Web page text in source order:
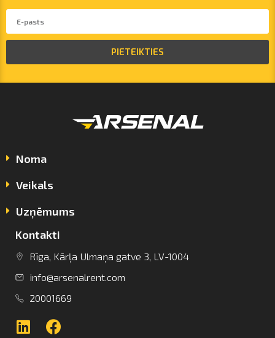
Lietuva
PIETEIKTIES
Noma
Veikals
Uzņēmums
Kontakti
Rīga, Kārļa Ulmaņa gatve 3, LV-1004
info@arsenalrent.com
20001669